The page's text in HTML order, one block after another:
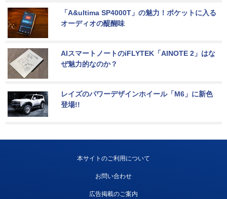
「A&ultima SP4000T」の魅力！ポケットに入る
オーディオの醍醐味
AIスマートノートのiFLYTEK「AINOTE 2」はな
ぜ魅力的なのか？
レイズのパワーデザインホイール「M6」に新色
登場!!
本サイトのご利用について
お問い合わせ
広告掲載のご案内